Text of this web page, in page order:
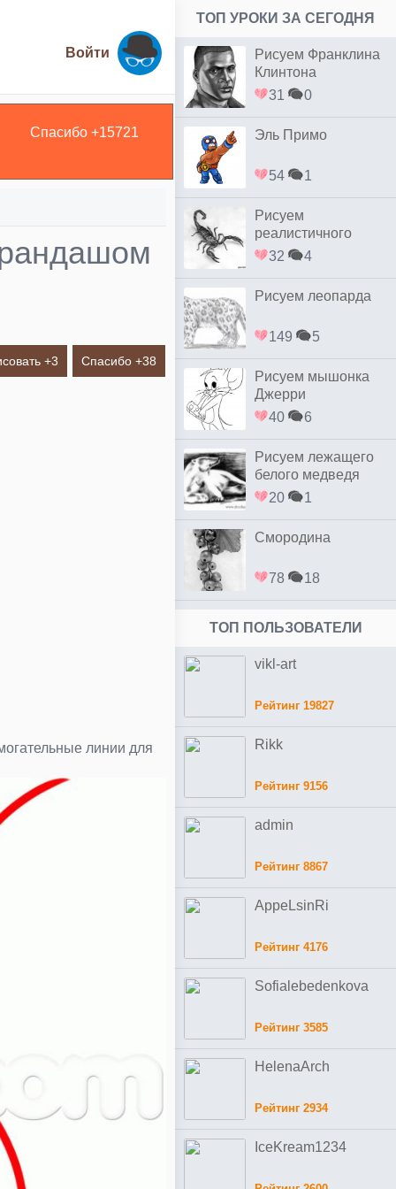
Войти
Спасибо +15721
+3 Спасибо +38
линии для
ТОП УРОКИ ЗА СЕГОДНЯ
Рисуем Франклина
Клинтона
31
0
Эль Примо
54 1
Рисуем
реалистичного
скорпиона простым
32 4
Рисуем леопарда
149 5
Рисуем мышонка
Джерри
40
6
Рисуем лежащего
белого медведя
20
1
Смородина
78 18
ТОП ПОЛЬЗОВАТЕЛИ
vikl-art
Рейтинг 19827
Rikk
Рейтинг 9156
admin
Рейтинг 8867
AppeLsinRi
Рейтинг 4176
Sofialebedenkova
Рейтинг 3585
HelenaArch
Рейтинг 2934
IceKream1234